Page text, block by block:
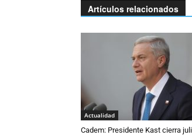
Artículos relacionados
Actualidad
Cadem: Presidente Kast cierra